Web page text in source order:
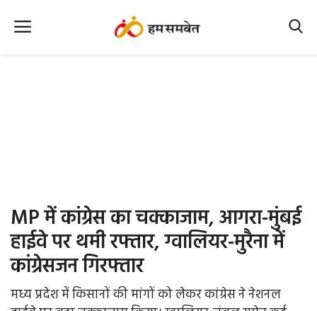
Office Office
Political Gossips
Farm & Food
MP में कांग्रेस का चक्काजाम, आगरा-मुंबई
हाईवे पर थमी रफ्तार, ग्वालियर-मुरैना में
कांग्रेसजन गिरफ्तार
मध्य प्रदेश में किसानों की मांगों को लेकर कांग्रेस ने नेशनल